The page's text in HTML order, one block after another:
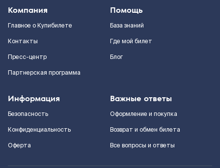
Компания
Главное о Купибилете
Контакты
Пресс-центр
Партнерская программа
Помощь
База знаний
Где мой билет
Блог
Информация
Безопасность
Конфиденциальность
Оферта
Важные ответы
Оформление и покупка
Возврат и обмен билета
Все вопросы и ответы